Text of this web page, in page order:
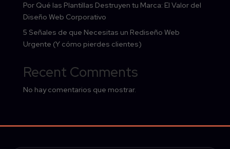
Por Qué las Plantillas Destruyen tu Marca: El Valor del
Diseño Web Corporativo
5 Señales de que Necesitas un Rediseño Web
Urgente (Y cómo pierdes clientes)
Recent Comments
No hay comentarios que mostrar.